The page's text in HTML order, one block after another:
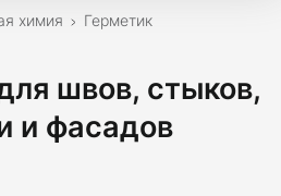
химия Герметик
швов, стыков,
и фасадов